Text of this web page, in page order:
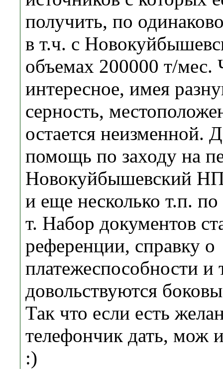
получить, по
в т.ч. с
объемах 200000 т/мес.
интересное, имея
серность,
остается неизменной.
помощь по заходу на
Новокуйбышевский
и еще несколько т.п.
т. Набор документов
референции, справку о
платежеспособности
довольствуются
Так что если есть
телефончик дать, мож
:)